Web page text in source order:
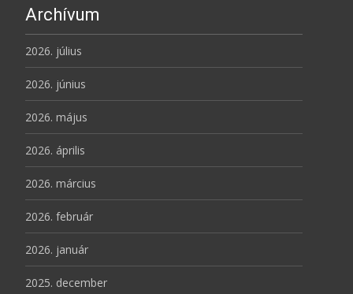
Archívum
2026. július
2026. június
2026. május
2026. április
2026. március
2026. február
2026. január
2025. december